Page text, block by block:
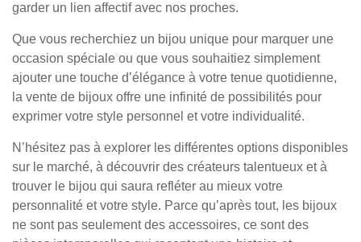
garder un lien affectif avec nos proches.
Que vous recherchiez un bijou unique pour marquer une
occasion spéciale ou que vous souhaitiez simplement
ajouter une touche d’élégance à votre tenue quotidienne,
la vente de bijoux offre une infinité de possibilités pour
exprimer votre style personnel et votre individualité.
N’hésitez pas à explorer les différentes options disponibles
sur le marché, à découvrir des créateurs talentueux et à
trouver le bijou qui saura refléter au mieux votre
personnalité et votre style. Parce qu’après tout, les bijoux
ne sont pas seulement des accessoires, ce sont des